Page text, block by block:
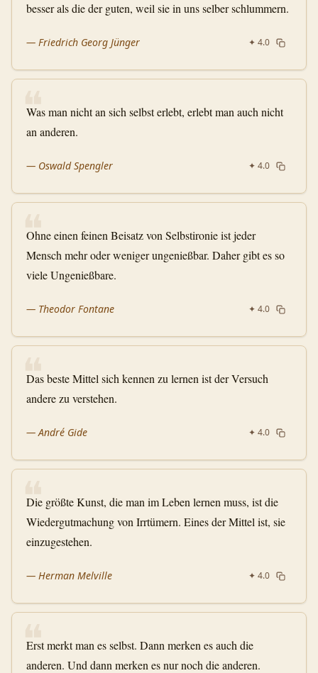
besser als die der guten, weil sie in uns selber schlummern.
— Friedrich Georg Jünger ✦ 4.0
❝
Was man nicht an sich selbst erlebt, erlebt man auch nicht
an anderen.
— Oswald Spengler ✦ 4.0
❝
Ohne einen feinen Beisatz von Selbstironie ist jeder
Mensch mehr oder weniger ungenießbar. Daher gibt es so
viele Ungenießbare.
— Theodor Fontane ✦ 4.0
❝
Das beste Mittel sich kennen zu lernen ist der Versuch
andere zu verstehen.
—André Gide ✦ 4.0
❝
Die größte Kunst, die man im Leben lernen muss, ist die
Wiedergutmachung von Irrtümern. Eines der Mittel ist, sie
einzugestehen.
— Herman Melville ✦ 4.0
❝
Erst merkt man es selbst. Dann merken es auch die
anderen. Und dann merken es nur noch die anderen.